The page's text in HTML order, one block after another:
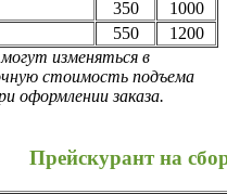
350
1000
550
1200
изменяться в
стоимость подъема
оформлении заказа.
Прейскурант на